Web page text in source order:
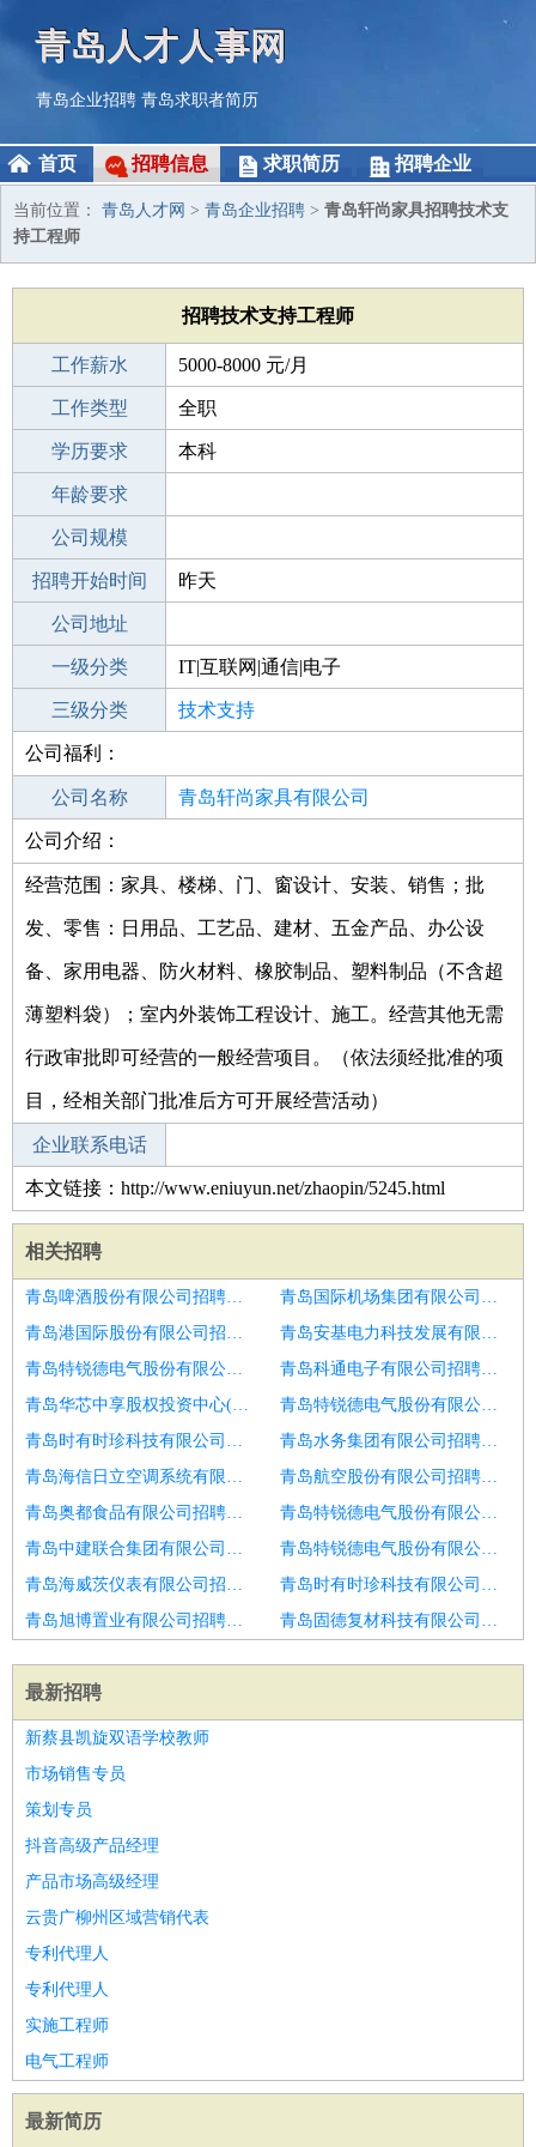
青岛人才人事网
青岛企业招聘 青岛求职者简历
首页 招聘信息 求职简历 招聘企业
当前位置： 青岛人才网 > 青岛企业招聘 > 青岛轩尚家具招聘技术支
持工程师
招聘技术支持工程师
工作薪水 5000-8000 元/月
招聘人数 1人
工作类型 全职
性别要求 -
学历要求 本科
工作经验
年龄要求
工作地点
公司规模
公司电话
招聘开始时间 昨天
招聘结束时间
公司地址
一级分类 IT|互联网|通信|电子
二级分类 技术开发
三级分类 技术支持
其他行业
公司福利：
公司名称 青岛轩尚家具有限公司
公司类型
公司介绍：
经营范围：家具、楼梯、门、窗设计、安装、销售；批
发、零售：日用品、工艺品、建材、五金产品、办公设
备、家用电器、防火材料、橡胶制品、塑料制品（不含超
薄塑料袋）；室内外装饰工程设计、施工。经营其他无需
行政审批即可经营的一般经营项目。（依法须经批准的项
目，经相关部门批准后方可开展经营活动）
企业联系电话
本文链接：http://www.eniuyun.net/zhaopin/5245.html
相关招聘
青岛啤酒股份有限公司招聘售后技术支持工程师
青岛国际机场集团有限公司招聘技术支持工程师
青岛港国际股份有限公司招聘技术支持工程师
青岛安基电力科技发展有限公司招聘技术支持经理
青岛特锐德电气股份有限公司招聘bim建模工程师
青岛科通电子有限公司招聘钢结构商务经理
青岛华芯中享股权投资中心(有限合伙)招聘技术支持经理
青岛特锐德电气股份有限公司招聘威海市招聘技术支持
青岛时有时珍科技有限公司招聘技术支持工程师
青岛水务集团有限公司招聘高级项目工程师
青岛海信日立空调系统有限公司招聘售前技术支持工程师
青岛航空股份有限公司招聘机场项目施工设计师
青岛奥都食品有限公司招聘东营市招聘技术支持
青岛特锐德电气股份有限公司招聘技术支持经理
青岛中建联合集团有限公司招聘组件事业部技术支持培训生
青岛特锐德电气股份有限公司招聘售后技术支持工程师
青岛海威茨仪表有限公司招聘技术服务工程师
青岛时有时珍科技有限公司招聘商用空调地产行业经理
青岛旭博置业有限公司招聘日语技术支持
青岛固德复材科技有限公司招聘ManagedServicesConsultant开发运维顾问
最新招聘
新蔡县凯旋双语学校教师
市场销售专员
策划专员
抖音高级产品经理
产品市场高级经理
云贵广柳州区域营销代表
专利代理人
专利代理人
实施工程师
电气工程师
最新简历